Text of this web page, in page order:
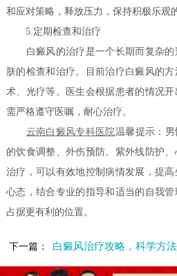
和应对策略，释放压力，保持积极乐观
5.定期检查和治疗
白癜风的治疗是一个长期而复杂的
肤的检查和治疗。目前治疗白癜风的
术、光疗等。医生会根据患者的情况
需严格遵守医嘱，耐心治疗。
云南白癜风专科医院温馨提示：
的饮食调整、外伤预防、紫外线防护
治疗，可以有效地控制病情发展，提
心态，结合专业的指导和适当的自我
占据更有利的位置。
下一篇： 白癜风治疗攻略，科学方